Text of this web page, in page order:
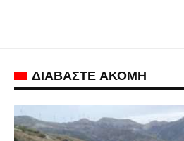
ΔΙΑΒΑΣΤΕ ΑΚΟΜΗ